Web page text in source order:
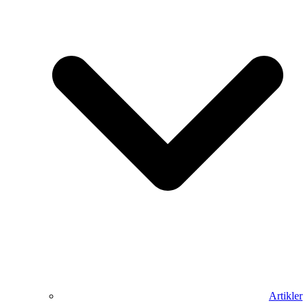
Artikler